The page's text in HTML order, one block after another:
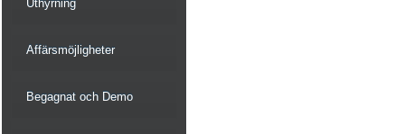
Uthyrning
Affärsmöjligheter
Begagnat och Demo